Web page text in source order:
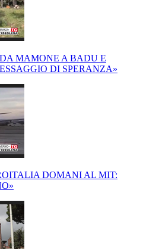
MAMONE A BADU E
DI SPERANZA»
DOMANI AL MIT: